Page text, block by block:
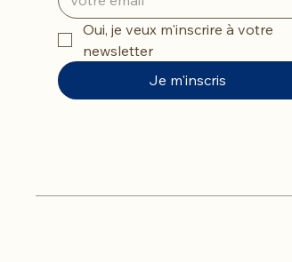
Oui, je veux m'inscrire à votre
newsletter
Je m'inscris